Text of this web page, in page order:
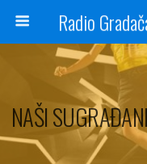
NAŠI